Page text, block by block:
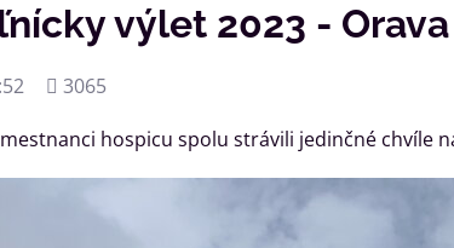
výlet 2023 - Orava
Počet
3065
hospicu spolu strávili jedinčné chvíle